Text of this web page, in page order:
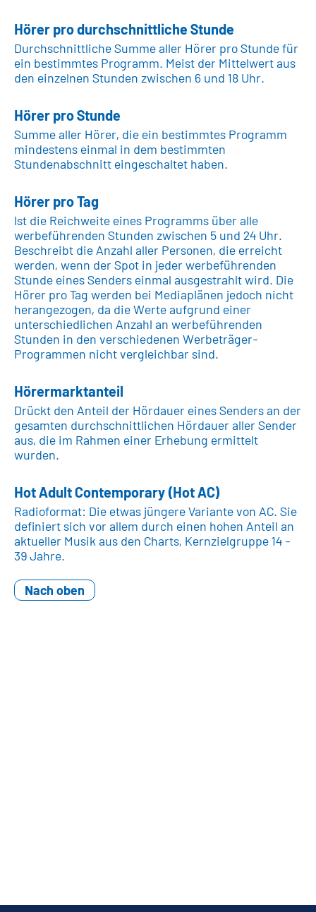
Hörer pro durchschnittliche Stunde
Durchschnittliche Summe aller Hörer pro Stunde für
ein bestimmtes Programm. Meist der Mittelwert aus
den einzelnen Stunden zwischen 6 und 18 Uhr.
Hörer pro Stunde
Summe aller Hörer, die ein bestimmtes Programm
mindestens einmal in dem bestimmten
Stundenabschnitt eingeschaltet haben.
Hörer pro Tag
Ist die Reichweite eines Programms über alle
werbeführenden Stunden zwischen 5 und 24 Uhr.
Beschreibt die Anzahl aller Personen, die erreicht
werden, wenn der Spot in jeder werbeführenden
Stunde eines Senders einmal ausgestrahlt wird. Die
Hörer pro Tag werden bei Mediaplänen jedoch nicht
herangezogen, da die Werte aufgrund einer
unterschiedlichen Anzahl an werbeführenden
Stunden in den verschiedenen Werbeträger-
Programmen nicht vergleichbar sind.
Hörermarktanteil
Drückt den Anteil der Hördauer eines Senders an der
gesamten durchschnittlichen Hördauer aller Sender
aus, die im Rahmen einer Erhebung ermittelt
wurden.
Hot Adult Contemporary (Hot AC)
Radioformat: Die etwas jüngere Variante von AC. Sie
definiert sich vor allem durch einen hohen Anteil an
aktueller Musik aus den Charts, Kernzielgruppe 14 -
39 Jahre.
Nach oben